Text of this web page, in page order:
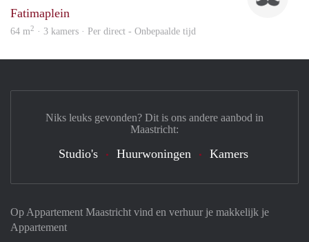
Fatimaplein
64 m2 · 3 kamers · Per direct - Onbepaalde tijd
Op Appartement Maastricht vind en verhuur je makkelijk je
Appartement
Niks leuks gevonden? Dit is ons andere aanbod in
Maastricht:
Studio's Huurwoningen Kamers